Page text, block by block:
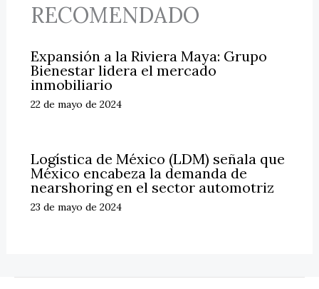
RECOMENDADO
Expansión a la Riviera Maya: Grupo
Bienestar lidera el mercado
inmobiliario
22 de mayo de 2024
Logística de México (LDM) señala que
México encabeza la demanda de
nearshoring en el sector automotriz
23 de mayo de 2024